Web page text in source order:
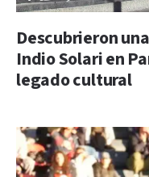
Descubrieron
Indio Solari en
legado cultural